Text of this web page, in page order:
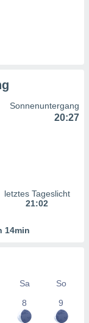
Sonnenuntergang
20:27
letztes Tageslicht
21:02
14min
Sa
So
8 9